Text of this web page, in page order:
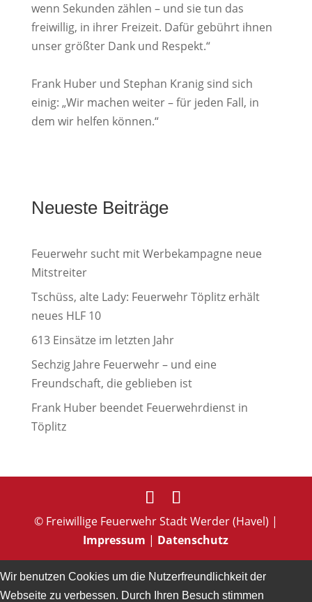
wenn Sekunden zählen – und sie tun das
freiwillig, in ihrer Freizeit. Dafür gebührt ihnen
unser größter Dank und Respekt.“
Frank Huber und Stephan Kranig sind sich
einig: „Wir machen weiter – für jeden Fall, in
dem wir helfen können.“
Neueste Beiträge
Feuerwehr sucht mit Werbekampagne neue
Mitstreiter
Tschüss, alte Lady: Feuerwehr Töplitz erhält
neues HLF 10
613 Einsätze im letzten Jahr
Sechzig Jahre Feuerwehr – und eine
Freundschaft, die geblieben ist
Frank Huber beendet Feuerwehrdienst in
Töplitz
© Freiwillige Feuerwehr Stadt Werder (Havel) |
Impressum | Datenschutz
Wir benutzen Cookies um die Nutzerfreundlichkeit der
Webseite zu verbessen. Durch Ihren Besuch stimmen